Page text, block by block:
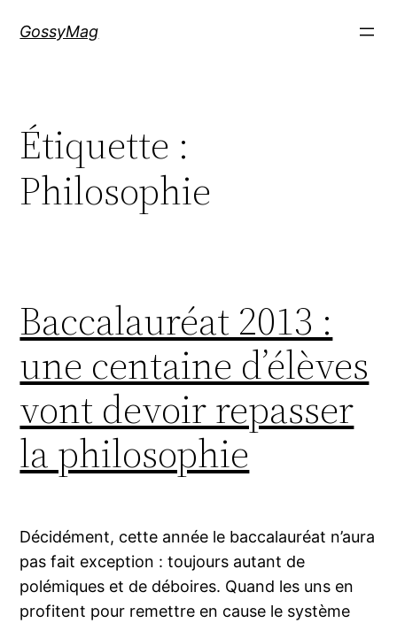
GossyMag
Étiquette :
Philosophie
Baccalauréat 2013 :
une centaine d’élèves
vont devoir repasser
la philosophie
Décidément, cette année le baccalauréat n’aura
pas fait exception : toujours autant de
polémiques et de déboires. Quand les uns en
profitent pour remettre en cause le système